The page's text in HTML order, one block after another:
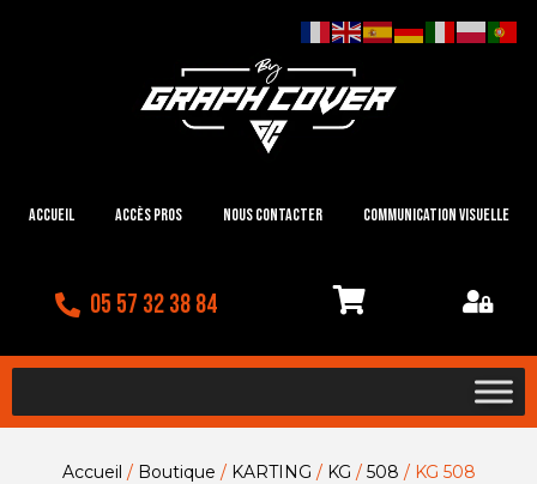
Accueil Accès Pros Nous contacter Communication visuelle
05 57 32 38 84
Accueil / Boutique / KARTING / KG / 508 / KG 508